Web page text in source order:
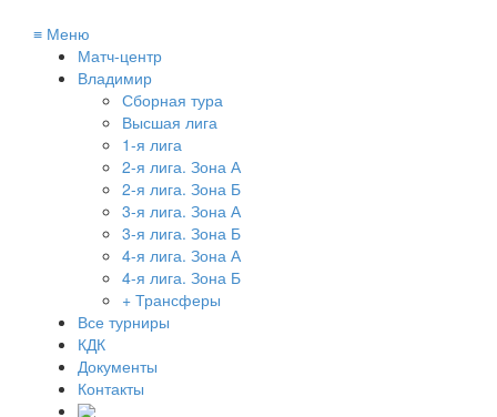
≡ Меню
Матч-центр
Владимир
Сборная тура
Высшая лига
1-я лига
2-я лига. Зона А
2-я лига. Зона Б
3-я лига. Зона А
3-я лига. Зона Б
4-я лига. Зона А
4-я лига. Зона Б
+ Трансферы
Все турниры
КДК
Документы
Контакты